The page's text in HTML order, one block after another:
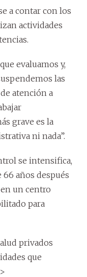
a contar con los
actividades
evaluamos y,
las
atención a
grave es la
ni nada”.
se intensifica,
años después
un centro
para
privados
que